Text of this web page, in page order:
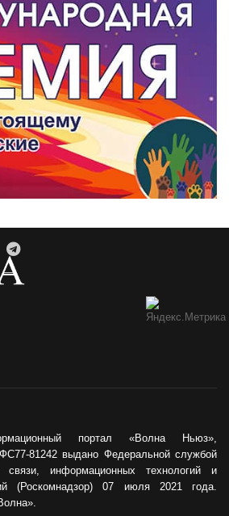
портал «Волна Ньюз»,
81242 выдано Федеральной службой
информационных технологий и
(Роскомнадзор) 07 июля 2021 года.